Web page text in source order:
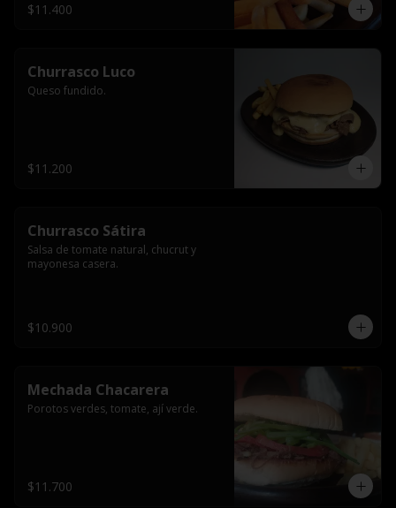
$11.400
Churrasco Luco
Queso fundido.
$11.200
Churrasco Sátira
Salsa de tomate natural, chucrut y
mayonesa casera.
$10.900
Mechada Chacarera
Porotos verdes, tomate, ají verde.
$11.700